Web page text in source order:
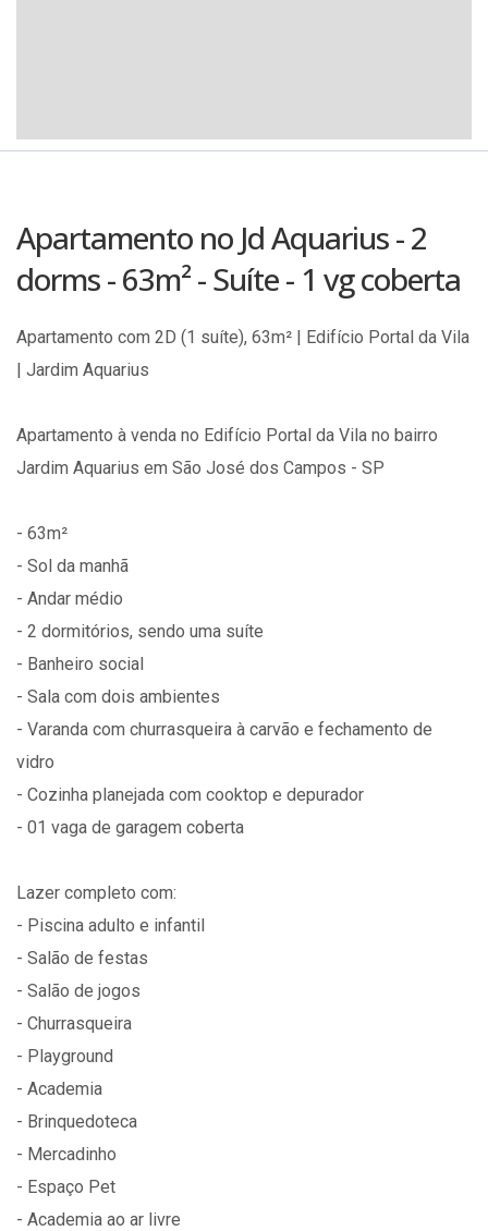
Apartamento no Jd Aquarius - 2
dorms - 63m² - Suíte - 1 vg coberta
Apartamento com 2D (1 suíte), 63m² | Edifício Portal da Vila
| Jardim Aquarius
Apartamento à venda no Edifício Portal da Vila no bairro
Jardim Aquarius em São José dos Campos - SP
- 63m²
- Sol da manhã
- Andar médio
- 2 dormitórios, sendo uma suíte
- Banheiro social
- Sala com dois ambientes
- Varanda com churrasqueira à carvão e fechamento de
vidro
- Cozinha planejada com cooktop e depurador
- 01 vaga de garagem coberta
Lazer completo com:
- Piscina adulto e infantil
- Salão de festas
- Salão de jogos
- Churrasqueira
- Playground
- Academia
- Brinquedoteca
- Mercadinho
- Espaço Pet
- Academia ao ar livre